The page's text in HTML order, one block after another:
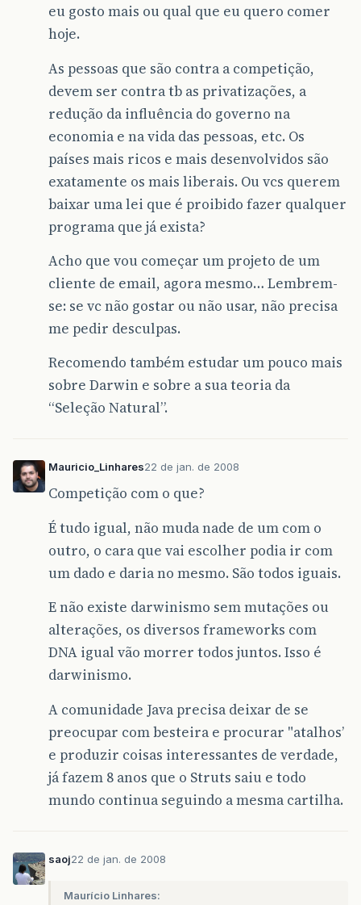
eu gosto mais ou qual que eu quero comer
hoje.
As pessoas que são contra a competição,
devem ser contra tb as privatizações, a
redução da influência do governo na
economia e na vida das pessoas, etc. Os
países mais ricos e mais desenvolvidos são
exatamente os mais liberais. Ou vcs querem
baixar uma lei que é proibido fazer qualquer
programa que já exista?
Acho que vou começar um projeto de um
cliente de email, agora mesmo… Lembrem-
se: se vc não gostar ou não usar, não precisa
me pedir desculpas.
Recomendo também estudar um pouco mais
sobre Darwin e sobre a sua teoria da
“Seleção Natural”.
Mauricio_Linhares22 de jan. de 2008
Competição com o que?
É tudo igual, não muda nade de um com o
outro, o cara que vai escolher podia ir com
um dado e daria no mesmo. São todos iguais.
E não existe darwinismo sem mutações ou
alterações, os diversos frameworks com
DNA igual vão morrer todos juntos. Isso é
darwinismo.
A comunidade Java precisa deixar de se
preocupar com besteira e procurar "atalhos’
e produzir coisas interessantes de verdade,
já fazem 8 anos que o Struts saiu e todo
mundo continua seguindo a mesma cartilha.
saoj22 de jan. de 2008
Maurício Linhares: